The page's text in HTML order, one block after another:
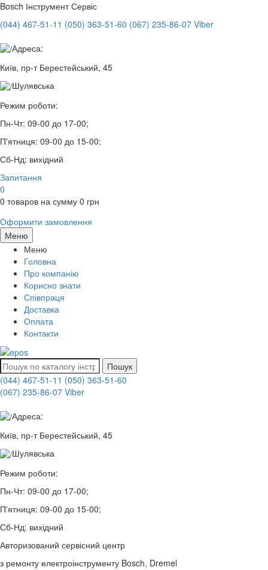
Bosch Інструмент Сервіс
(044) 467-51-11 (050) 363-51-60 (067) 235-86-07 Viber
Адреса:
Київ, пр-т Берестейський, 45
Шулявська
Режим роботи:
Пн-Чт: 09-00 до 17-00;
П'ятниця: 09-00 до 15-00;
Сб-Нд: вихідний
Запитання
0
0 товаров на сумму 0 грн
Оформити замовлення
Меню
Меню
Головна
Про компанію
Корисно знати
Співпраця
Доставка
Оплата
Контакти
Пошук
(044) 467-51-11 (050) 363-51-60
(067) 235-86-07 Viber
Адреса:
Київ, пр-т Берестейський, 45
Шулявська
Режим роботи:
Пн-Чт: 09-00 до 17-00;
П'ятниця: 09-00 до 15-00;
Сб-Нд: вихідний
Авторизований сервісний центр
з ремонту електроінструменту Bosch, Dremel